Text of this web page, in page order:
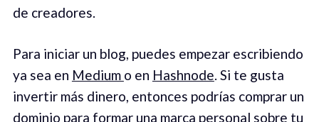
de creadores.
Para iniciar un blog, puedes empezar escribiendo
ya sea en Medium o en Hashnode. Si te gusta
invertir más dinero, entonces podrías comprar un
dominio para formar una marca personal sobre tu